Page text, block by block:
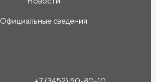
Официальные сведения